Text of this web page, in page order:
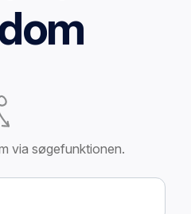
via søgefunktionen.